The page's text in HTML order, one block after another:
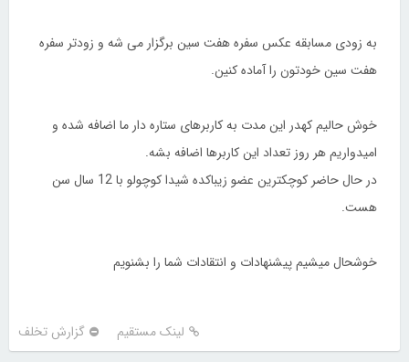
به زودی مسابقه عکس سفره هفت سین برگزار می شه و زودتر سفره
هفت سین خودتون را آماده کنین.
خوش حالیم کهدر این مدت به کاربرهای ستاره دار ما اضافه شده و
امیدواریم هر روز تعداد این کاربرها اضافه بشه.
در حال حاضر کوچکترین عضو زیباکده شیدا کوچولو با 12 سال سن
هست.
خوشحال میشیم پیشنهادات و انتقادات شما را بشنویم
لینک مستقیم گزارش تخلف